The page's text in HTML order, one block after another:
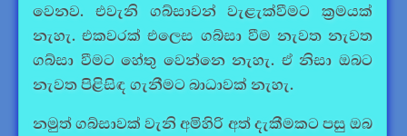
වෙනව. එවැනි ගබ්සාවන් වැළැක්වීමට ක්‍රමයක්
නැහැ. එකවරක් එලෙස ගබ්සා වීම නැවත නැවත
ගබ්සා වීමට හේතු වෙන්නෙ නැහැ. ඒ නිසා ඔබට
නැවත පිළිසිඳ ගැනීමට බාධාවක් නැහැ.
නමුත් ගබ්සාවක් වැනි අමිහිරි අත් දැකීමකට පසු ඔබ